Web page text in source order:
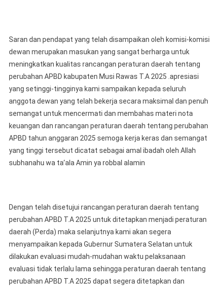
Saran dan pendapat yang telah disampaikan oleh komisi-komisi
dewan merupakan masukan yang sangat berharga untuk
meningkatkan kualitas rancangan peraturan daerah tentang
perubahan APBD kabupaten Musi Rawas T.A 2025 .apresiasi
yang setinggi-tingginya kami sampaikan kepada seluruh
anggota dewan yang telah bekerja secara maksimal dan penuh
semangat untuk mencermati dan membahas materi nota
keuangan dan rancangan peraturan daerah tentang perubahan
APBD tahun anggaran 2025 semoga kerja keras dan semangat
yang tinggi tersebut dicatat sebagai amal ibadah oleh Allah
subhanahu wa ta’ala Amin ya robbal alamin
Dengan telah disetujui rancangan peraturan daerah tentang
perubahan APBD T.A 2025 untuk ditetapkan menjadi peraturan
daerah (Perda) maka selanjutnya kami akan segera
menyampaikan kepada Gubernur Sumatera Selatan untuk
dilakukan evaluasi mudah-mudahan waktu pelaksanaan
evaluasi tidak terlalu lama sehingga peraturan daerah tentang
perubahan APBD T.A 2025 dapat segera ditetapkan dan